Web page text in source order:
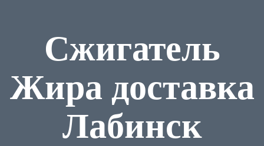
Сжигатель
Жира доставка
Лабинск